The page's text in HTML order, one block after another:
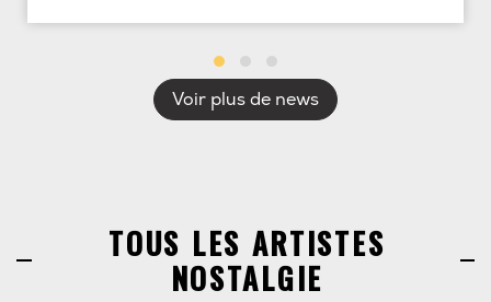
Voir plus de news
TOUS LES ARTISTES
NOSTALGIE